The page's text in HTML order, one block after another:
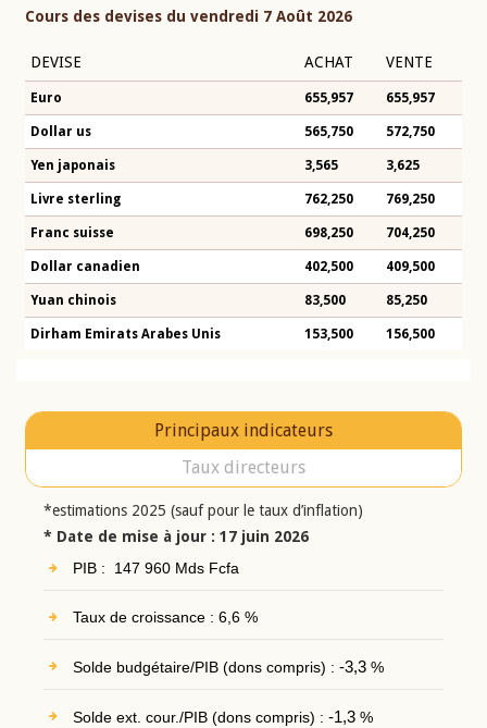
Cours des devises du vendredi 7 Août 2026
DEVISE ACHAT VENTE
Euro 655,957 655,957
Dollar us 565,750 572,750
Yen japonais 3,565 3,625
Livre sterling 762,250 769,250
Franc suisse 698,250 704,250
Dollar canadien 402,500 409,500
Yuan chinois 83,500 85,250
Dirham Emirats Arabes Unis 153,500 156,500
Principaux indicateurs
Taux directeurs
*estimations 2025 (sauf pour le taux d’inflation)
* Date de mise à jour : 17 juin 2026
PIB : 147 960 Mds Fcfa
Taux de croissance : 6,6 %
Solde budgétaire/PIB (dons compris) : -3,3%
Solde ext. cour./PIB (dons compris) : -1,3%